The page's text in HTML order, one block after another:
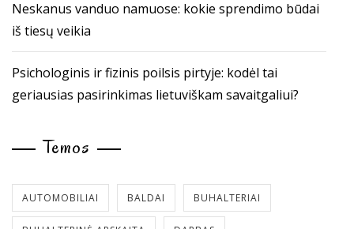
Neskanus vanduo namuose: kokie sprendimo būdai
iš tiesų veikia
Psichologinis ir fizinis poilsis pirtyje: kodėl tai
geriausias pasirinkimas lietuviškam savaitgaliui?
Temos
AUTOMOBILIAI BALDAI BUHALTERIAI